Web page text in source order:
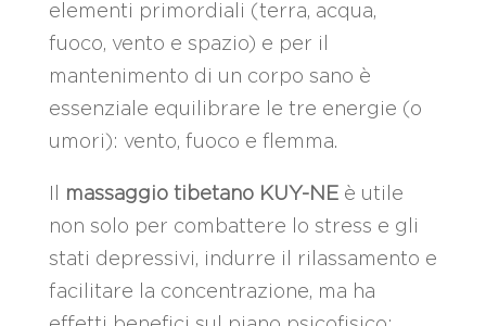
elementi primordiali (terra, acqua,
fuoco, vento e spazio) e per il
mantenimento di un corpo sano è
essenziale equilibrare le tre energie (o
umori): vento, fuoco e flemma.
massaggio tibetano KUY-NEè utile
non solo per combattere lo stress e gli
stati depressivi, indurre il rilassamento e
facilitare la concentrazione, ma ha